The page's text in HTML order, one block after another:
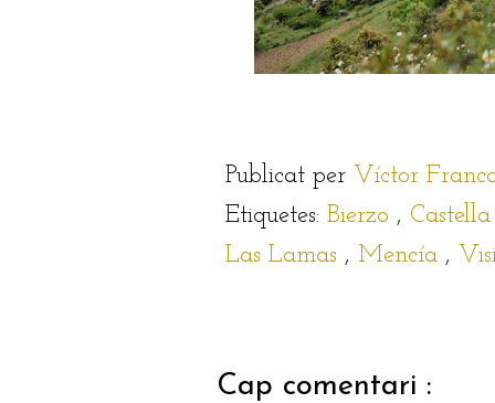
Publicat per Víctor
Etiquetes: Bierzo ,
Las Lamas , Mencía ,
Cap comentari :